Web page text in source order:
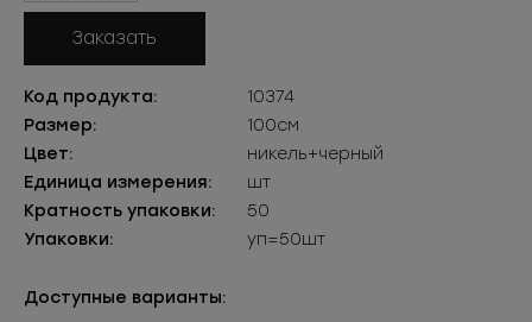
Заказать
Код продукта:
10374
Размер:
100см
Цвет:
никель+черный
Единица измерения:
шт
Кратность упаковки:
50
Упаковки:
уп=50шт
Доступные варианты: